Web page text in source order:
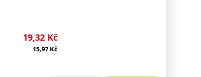
19,32 Kč
15,97 Kč